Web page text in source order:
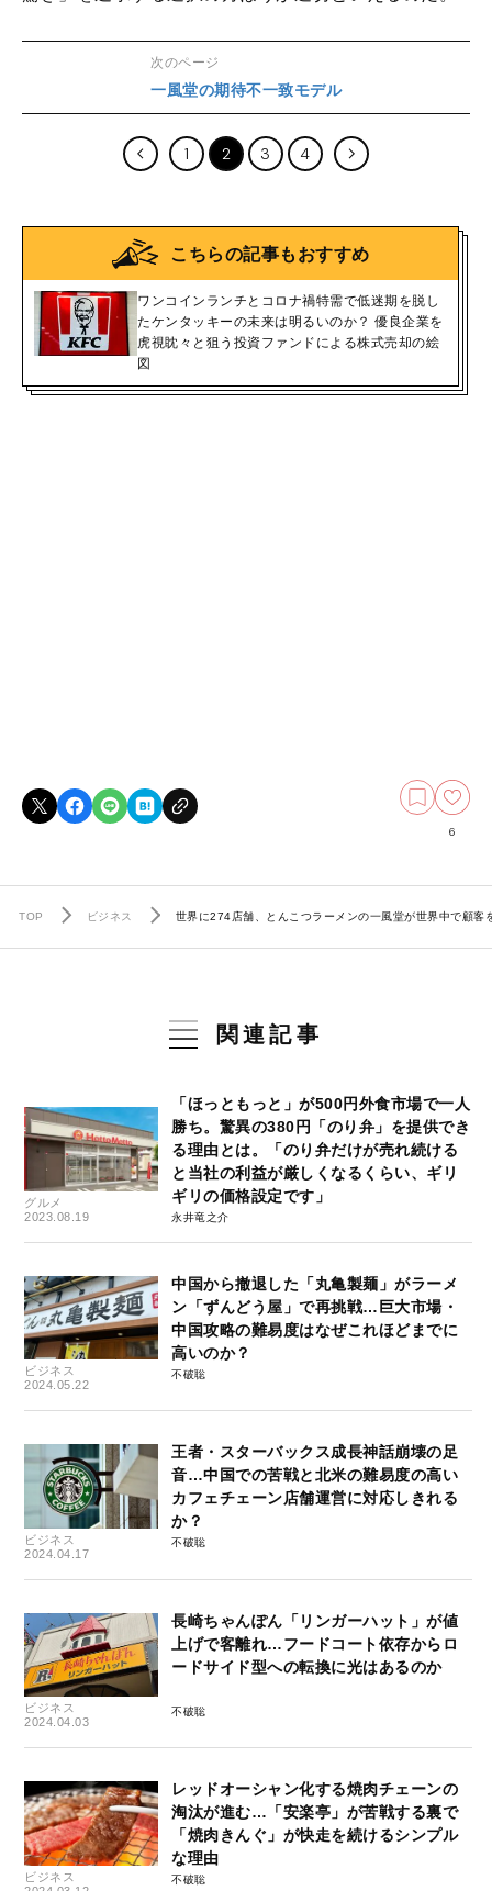
次のページ
一風堂の期待不一致モデル
1 2 3 4
こちらの記事もおすすめ
ワンコインランチとコロナ禍特需で低迷期を脱し
たケンタッキーの未来は明るいのか？ 優良企業を
虎視眈々と狙う投資ファンドによる株式売却の絵
図
6
TOP ビジネス 世界に274店舗、とんこつラーメンの一風堂が世界中で顧客
関連記事
グルメ
2023.08.19
「ほっともっと」が500円外食市場で一人
勝ち。驚異の380円「のり弁」を提供でき
る理由とは。「のり弁だけが売れ続ける
と当社の利益が厳しくなるくらい、ギリ
ギリの価格設定です」
永井竜之介
ビジネス
2024.05.22
中国から撤退した「丸亀製麺」がラーメ
ン「ずんどう屋」で再挑戦…巨大市場・
中国攻略の難易度はなぜこれほどまでに
高いのか？
不破聡
ビジネス
2024.04.17
王者・スターバックス成長神話崩壊の足
音…中国での苦戦と北米の難易度の高い
カフェチェーン店舗運営に対応しきれる
か？
不破聡
ビジネス
2024.04.03
長崎ちゃんぽん「リンガーハット」が値
上げで客離れ…フードコート依存からロ
ードサイド型への転換に光はあるのか
不破聡
ビジネス
レッドオーシャン化する焼肉チェーンの
淘汰が進む…「安楽亭」が苦戦する裏で
「焼肉きんぐ」が快走を続けるシンプル
な理由
不破聡